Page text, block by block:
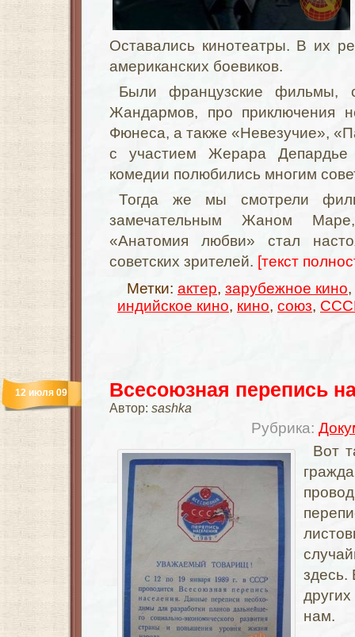
Оставались кинотеатры. В их
американских боевиков.
Были французские фильмы,
Жандармов, про приключения
Фюнеса, а также «Невезучие»,
с участием Жерара
комедии полюбились многим
Тогда же мы смотрели
замечательным Жаном
«Анатомия любви» стал
советских зрителей. [текст
Метки: актер, зарубежное кино,
индийское кино, кино, союз,
Всесоюзная перепись
Автор: sashka
Рубрика:
12 июля 09
Вот
здесь.
нам.